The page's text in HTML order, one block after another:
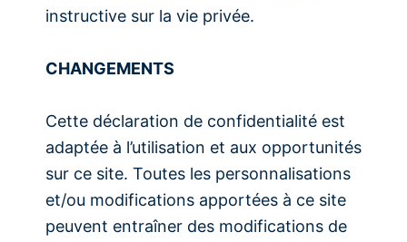
instructive sur la vie privée.
CHANGEMENTS
Cette déclaration de confidentialité est
adaptée à l’utilisation et aux opportunités
sur ce site. Toutes les personnalisations
et/ou modifications apportées à ce site
peuvent entraîner des modifications de